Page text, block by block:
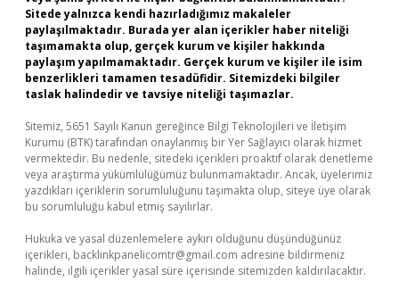
Sitede yalnızca kendi hazırladığımız makaleler
paylaşılmaktadır. Burada yer alan içerikler haber niteliği
taşımamakta olup, gerçek kurum ve kişiler hakkında
paylaşım yapılmamaktadır. Gerçek kurum ve kişiler ile isim
benzerlikleri tamamen tesadüfidir. Sitemizdeki bilgiler
taslak halindedir ve tavsiye niteliği taşımazlar.
Sitemiz, 5651 Sayılı Kanun gereğince Bilgi Teknolojileri ve İletişim
Kurumu (BTK) tarafından onaylanmış bir Yer Sağlayıcı olarak hizmet
vermektedir. Bu nedenle, sitedeki içerikleri proaktif olarak denetleme
veya araştırma yükümlülüğümüz bulunmamaktadır. Ancak, üyelerimiz
yazdıkları içeriklerin sorumluluğunu taşımakta olup, siteye üye olarak
bu sorumluluğu kabul etmiş sayılırlar.
Hukuka ve yasal düzenlemelere aykırı olduğunu düşündüğünüz
içerikleri, backlinkpanelicomtr@gmail.com adresine bildirmeniz
halinde, ilgili içerikler yasal süre içerisinde sitemizden kaldırılacaktır.